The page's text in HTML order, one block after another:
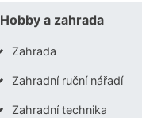
Hobby a zahrada
Zahrada
Zahradní ruční nářadí
Zahradní technika